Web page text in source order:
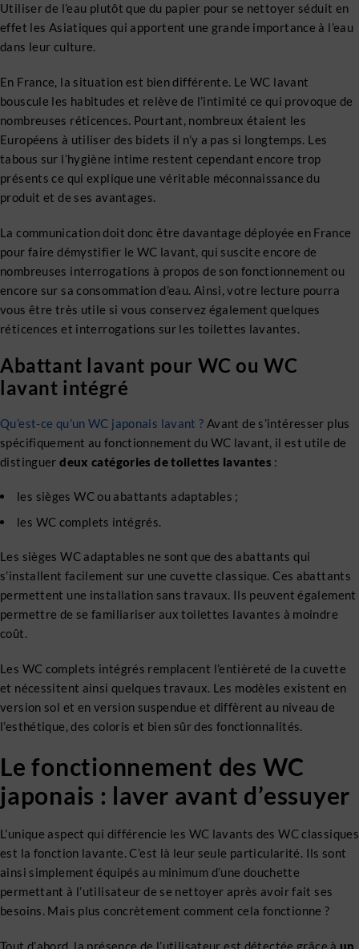
Utiliser de l’eau plutôt que du papier pour se nettoyer séduit en
effet les Asiatiques qui apportent une grande importance à l’eau
dans leur culture.
En France, la situation est bien différente. Le WC lavant
bouscule les habitudes et relève de l’intimité ce qui provoque de
nombreuses réticences. Pourtant, nombreux étaient les
Européens à utiliser des bidets il n’y a pas si longtemps. Les
tabous sur l’hygiène intime restent cependant encore trop
présents ce qui explique une véritable méconnaissance du
produit et de ses avantages.
La communication doit donc être davantage déployée en France
pour faire démystifier le WC lavant, qui suscite encore de
nombreuses interrogations à propos de son fonctionnement ou
encore sur sa consommation d’eau. Ainsi, votre lecture pourra
vous être très utile si vous conservez également quelques
réticences et interrogations sur les toilettes lavantes.
Abattant lavant pour WC ou WC
lavant intégré
Qu’est-ce qu’un WC japonais lavant ? Avant de s’intéresser plus
spécifiquement au fonctionnement du WC lavant, il est utile de
distinguerdeux catégories de toilettes lavantes :
les sièges WC ou abattants adaptables ;
les WC complets intégrés.
Les sièges WC adaptables ne sont que des abattants qui
s’installent facilement sur une cuvette classique. Ces abattants
permettent une installation sans travaux. Ils peuvent également
permettre de se familiariser aux toilettes lavantes à moindre
coût.
Les WC complets intégrés remplacent l’entièreté de la cuvette
et nécessitent ainsi quelques travaux. Les modèles existent en
version sol et en version suspendue et diffèrent au niveau de
l’esthétique, des coloris et bien sûr des fonctionnalités.
Le fonctionnement des WC
japonais : laver avant d’essuyer
L’unique aspect qui différencie les WC lavants des WC classiques
est la fonction lavante. C’est là leur seule particularité. Ils sont
ainsi simplement équipés au minimum d’une douchette
permettant à l’utilisateur de se nettoyer après avoir fait ses
besoins. Mais plus concrètement comment cela fonctionne ?
Tout d’abord, la présence de l’utilisateur est détectée grâce à un